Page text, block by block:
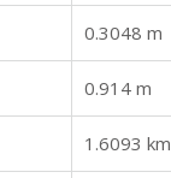
0.3048 m
0.914 m
1.6093 km